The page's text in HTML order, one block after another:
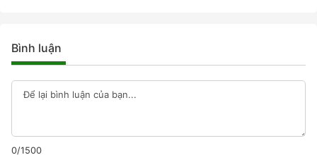
Bình luận
0/1500